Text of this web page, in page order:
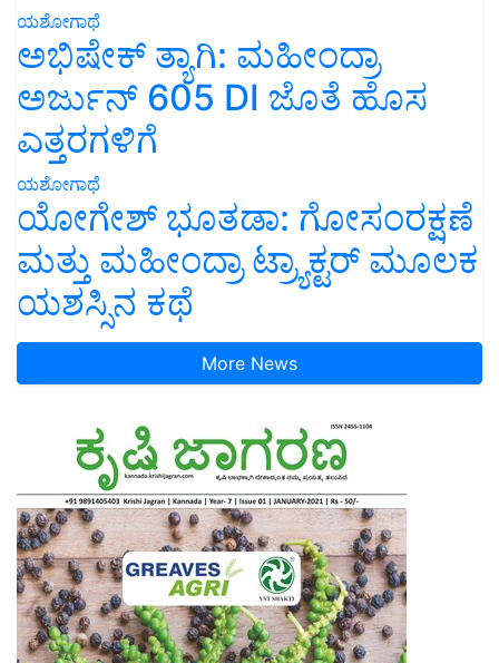
ಯಶೋಗಾಥೆ
ಅಭಿಷೇಕ್ ತ್ಯಾಗಿ: ಮಹೀಂದ್ರಾ
ಅರ್ಜುನ್ 605 DI ಜೊತೆ ಹೊಸ
ಎತ್ತರಗಳಿಗೆ
ಯಶೋಗಾಥೆ
ಯೋಗೇಶ್ ಭೂತಡಾ: ಗೋಸಂರಕ್ಷಣೆ
ಮತ್ತು ಮಹೀಂದ್ರಾ ಟ್ರ್ಯಾಕ್ಟರ್ ಮೂಲಕ
ಯಶಸ್ಸಿನ ಕಥೆ
More News